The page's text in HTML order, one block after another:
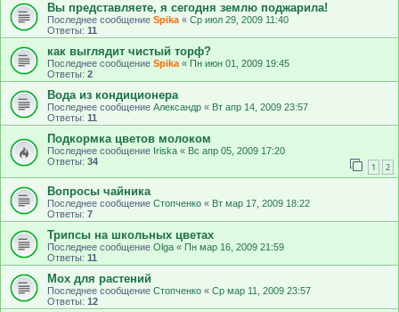
Вы представляете, я сегодня землю поджарила!
Последнее сообщение Spika« Ср июл 29, 2009 11:40
Ответы: 11
как выглядит чистый торф?
Последнее сообщение Spika« Пн июн 01, 2009 19:45
Ответы: 2
Вода из кондиционера
Последнее сообщение Александр « Вт апр 14, 2009 23:57
Ответы: 11
Подкормка цветов молоком
Последнее сообщение Iriska « Вс апр 05, 2009 17:20
Ответы: 34 1 2
Вопросы чайника
Последнее сообщение Стопченко « Вт мар 17, 2009 18:22
Ответы: 7
Трипсы на школьных цветах
Последнее сообщение Olga « Пн мар 16, 2009 21:59
Ответы: 11
Мох для растений
Последнее сообщение Стопченко « Ср мар 11, 2009 23:57
Ответы: 12